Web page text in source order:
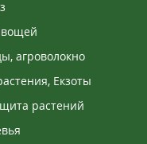
агроволокно
Екзоты
растений